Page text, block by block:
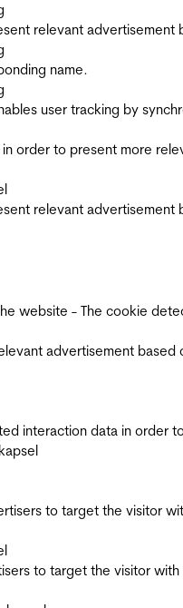
relevant advertisement
name.
user tracking by
order to present more
relevant advertisement
website - The cookie
advertisement based
interaction data in order
to target the visitor
to target the visitor